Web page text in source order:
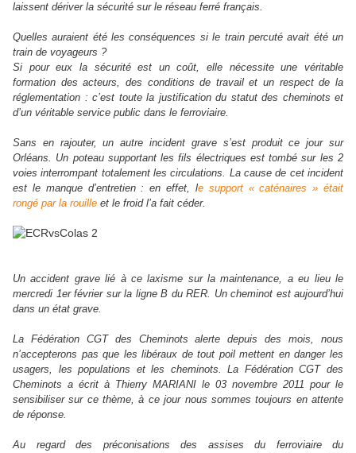
laissent dériver la sécurité sur le réseau ferré français.
Quelles auraient été les conséquences si le train percuté avait été un
train de voyageurs ?
Si pour eux la sécurité est un coût, elle nécessite une véritable
formation des acteurs, des conditions de travail et un respect de la
réglementation : c’est toute la justification du statut des cheminots et
d’un véritable service public dans le ferroviaire.
Sans en rajouter, un autre incident grave s’est produit ce jour sur
Orléans. Un poteau supportant les fils électriques est tombé sur les 2
voies interrompant totalement les circulations. La cause de cet incident
est le manque d’entretien : en effet, le support « caténaires » était
rongé par la rouille et le froid l’a fait céder.
Un accident grave lié à ce laxisme sur la maintenance, a eu lieu le
mercredi 1er février sur la ligne B du RER. Un cheminot est aujourd’hui
dans un état grave.
La Fédération CGT des Cheminots alerte depuis des mois, nous
n’accepterons pas que les libéraux de tout poil mettent en danger les
usagers, les populations et les cheminots. La Fédération CGT des
Cheminots a écrit à Thierry MARIANI le 03 novembre 2011 pour le
sensibiliser sur ce thème, à ce jour nous sommes toujours en attente
de réponse.
Au regard des préconisations des assises du ferroviaire du